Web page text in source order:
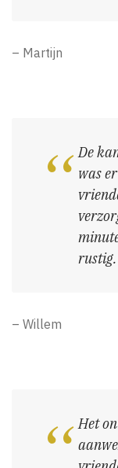
– Martijn
De
was
rustig.
– Willem
Het